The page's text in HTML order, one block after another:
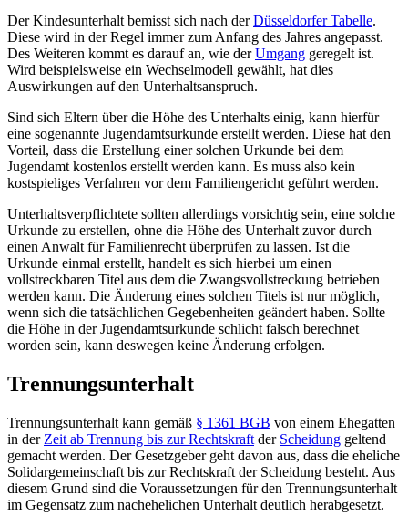
Der Kindesunterhalt bemisst sich nach derDüsseldorfer Tabelle.
Diese wird in der Regel immer zum Anfang des Jahres angepasst.
Des Weiteren kommt es darauf an, wie derUmgang geregelt ist.
Wird beispielsweise ein Wechselmodell gewählt, hat dies
Auswirkungen auf den Unterhaltsanspruch.
Sind sich Eltern über die Höhe des Unterhalts einig, kann hierfür
eine sogenannte Jugendamtsurkunde erstellt werden. Diese hat den
Vorteil, dass die Erstellung einer solchen Urkunde bei dem
Jugendamt kostenlos erstellt werden kann. Es muss also kein
kostspieliges Verfahren vor dem Familiengericht geführt werden.
Unterhaltsverpflichtete sollten allerdings vorsichtig sein, eine solche
Urkunde zu erstellen, ohne die Höhe des Unterhalt zuvor durch
einen Anwalt für Familienrecht überprüfen zu lassen. Ist die
Urkunde einmal erstellt, handelt es sich hierbei um einen
vollstreckbaren Titel aus dem die Zwangsvollstreckung betrieben
werden kann. Die Änderung eines solchen Titels ist nur möglich,
wenn sich die tatsächlichen Gegebenheiten geändert haben. Sollte
die Höhe in der Jugendamtsurkunde schlicht falsch berechnet
worden sein, kann deswegen keine Änderung erfolgen.
Trennungsunterhalt
Trennungsunterhalt kann gemäß § 1361 BGB von einem Ehegatten
in der Zeit ab Trennung bis zur Rechtskraft der Scheidung geltend
gemacht werden. Der Gesetzgeber geht davon aus, dass die eheliche
Solidargemeinschaft bis zur Rechtskraft der Scheidung besteht. Aus
diesem Grund sind die Voraussetzungen für den Trennungsunterhalt
im Gegensatz zum nachehelichen Unterhalt deutlich herabgesetzt.